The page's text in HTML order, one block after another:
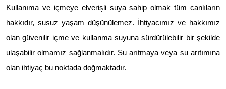
Kullanıma ve içmeye elverişli suya sahip olmak tüm canlıların
hakkıdır, susuz yaşam düşünülemez. İhtiyacımız ve hakkımız
olan güvenilir içme ve kullanma suyuna sürdürülebilir bir şekilde
ulaşabilir olmamız sağlanmalıdır. Su arıtmaya veya su arıtımına
olan ihtiyaç bu noktada doğmaktadır.